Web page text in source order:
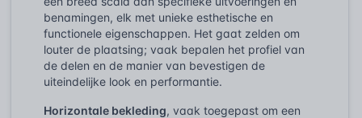
benamingen, elk met unieke esthetische en
functionele eigenschappen. Het gaat zelden om
louter de plaatsing; vaak bepalen het profiel van
de delen en de manier van bevestigen de
uiteindelijke look en performantie.
Horizontale bekleding, vaak toegepast om een